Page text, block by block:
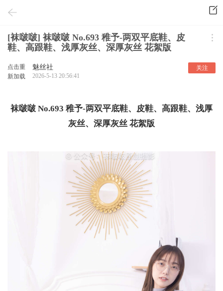
[袜啵啵] 袜啵啵 No.693 稚予-两双平底鞋、皮
鞋、高跟鞋、浅厚灰丝、深厚灰丝 花絮版
点击重
新加载
魅丝社
2026-5-13 20:56:41
关注
袜啵啵 No.693 稚予-两双平底鞋、皮鞋、高跟鞋、浅厚
灰丝、深厚灰丝 花絮版